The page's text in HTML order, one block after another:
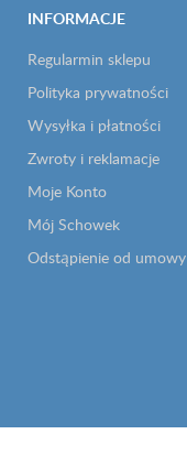
INFORMACJE
Regularmin sklepu
Polityka prywatności
Wysyłka i płatności
Zwroty i reklamacje
Moje Konto
Mój Schowek
Odstąpienie od umowy